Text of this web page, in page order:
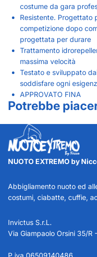
costume da gara
Resistente. Progettato
competizione dopo
progettata per durare
Trattamento
massima velocità
Testato e sviluppato
soddisfare ogni
APPROVATO FINA
Potrebbe
NUOTO EXTREMO by
Abbigliamento nuoto ed
costumi, ciabatte, cuffie,
Invictus S.r.L.
Via Giampaolo Orsini 35/R
P.iva 06509140486